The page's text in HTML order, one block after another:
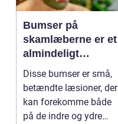
Bumser på
skamlæberne er et
almindeligt
problem, som
mange kvinder kan
opleve i løbet af
deres liv
Disse bumser er små,
betændte læsioner, der
kan forekomme både
på de indre og ydre